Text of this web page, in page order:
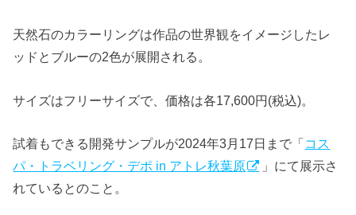
天然石のカラーリングは作品の世界観をイメージしたレ
ッドとブルーの2色が展開される。
サイズはフリーサイズで、価格は各17,600円(税込)。
試着もできる開発サンプルが2024年3月17日まで「コス
パ・トラベリング・デポ in アトレ秋葉原
」にて展示さ
れているとのこと。